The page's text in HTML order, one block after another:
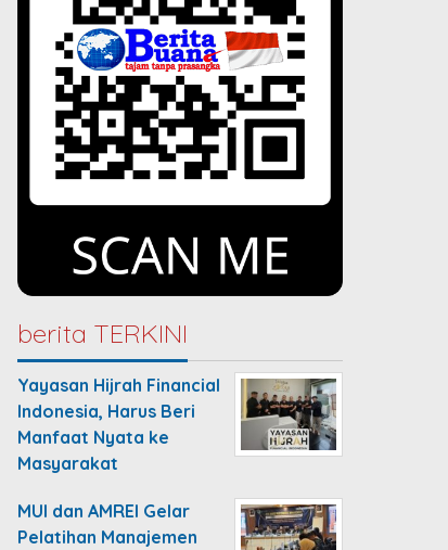
berita TERKINI
Yayasan Hijrah Financial
Indonesia, Harus Beri
Manfaat Nyata ke
Masyarakat
MUI dan AMREI Gelar
Pelatihan Manajemen